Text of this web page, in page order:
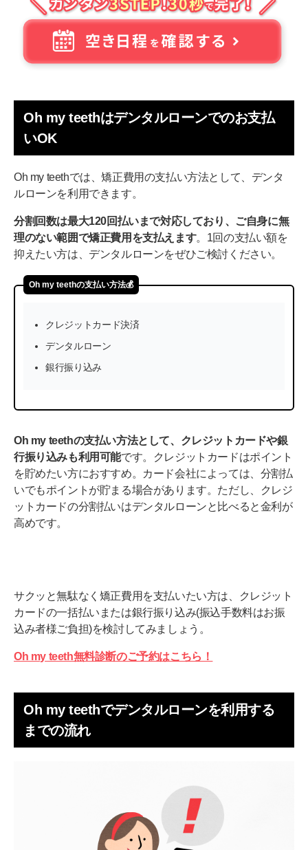
Oh my teethはデンタルローンでのお支払
いOK
Oh my teethでは、矯正費用の支払い方法として、デンタ
ルローンを利用できます。
分割回数は最大120回払いまで対応しており、ご自身に無
理のない範囲で矯正費用を支払えます。1回の支払い額を
抑えたい方は、デンタルローンをぜひご検討ください。
Oh my teethの支払い方法💰️
クレジットカード決済
デンタルローン
銀行振り込み
Oh my teethの支払い方法として、クレジットカードや銀
行振り込みも利用可能です。クレジットカードはポイント
を貯めたい方におすすめ。カード会社によっては、分割払
いでもポイントが貯まる場合があります。ただし、クレジ
ットカードの分割払いはデンタルローンと比べると金利が
高めです。
サクッと無駄なく矯正費用を支払いたい方は、クレジット
カードの一括払いまたは銀行振り込み(振込手数料はお振
込み者様ご負担)を検討してみましょう。
Oh my teeth無料診断のご予約はこちら！
Oh my teethでデンタルローンを利用する
までの流れ